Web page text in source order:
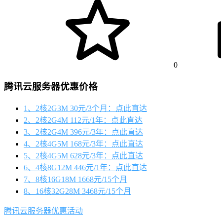
0
腾讯云服务器优惠价格
1、2核2G3M 30元/3个月：点此直达
2、2核2G4M 112元/1年：点此直达
3、2核2G4M 396元/3年：点此直达
4、2核4G5M 168元/3年：点此直达
5、2核4G5M 628元/3年：点此直达
6、4核8G12M 446元/1年：点此直达
7、8核16G18M 1668元/15个月
8、16核32G28M 3468元/15个月
腾讯云服务器优惠活动